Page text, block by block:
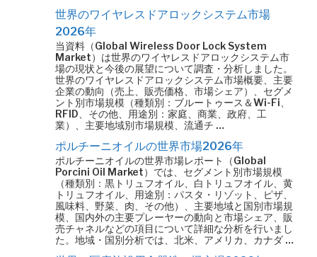
世界のワイヤレスドアロックシステム市場
2026年
当資料（Global Wireless Door Lock System
Market）は世界のワイヤレスドアロックシステム市
場の現状と今後の展望について調査・分析しました。
世界のワイヤレスドアロックシステム市場概要、主要
企業の動向（売上、販売価格、市場シェア）、セグメ
ント別市場規模（種類別：ブルートゥース＆Wi-Fi、
RFID、その他、用途別：家庭、商業、政府、工
業）、主要地域別市場規模、流通チ …
ポルチーニオイルの世界市場2026年
ポルチーニオイルの世界市場レポート（Global
Porcini Oil Market）では、セグメント別市場規模
（種類別：黒トリュフオイル、白トリュフオイル、黄
トリュフオイル、用途別：パスタ・リゾット、ピザ、
風味料、野菜、肉、その他）、主要地域と国別市場規
模、国内外の主要プレーヤーの動向と市場シェア、販
売チャネルなどの項目について詳細な分析を行いまし
た。地域・国別分析では、北米、アメリカ、カナダ …